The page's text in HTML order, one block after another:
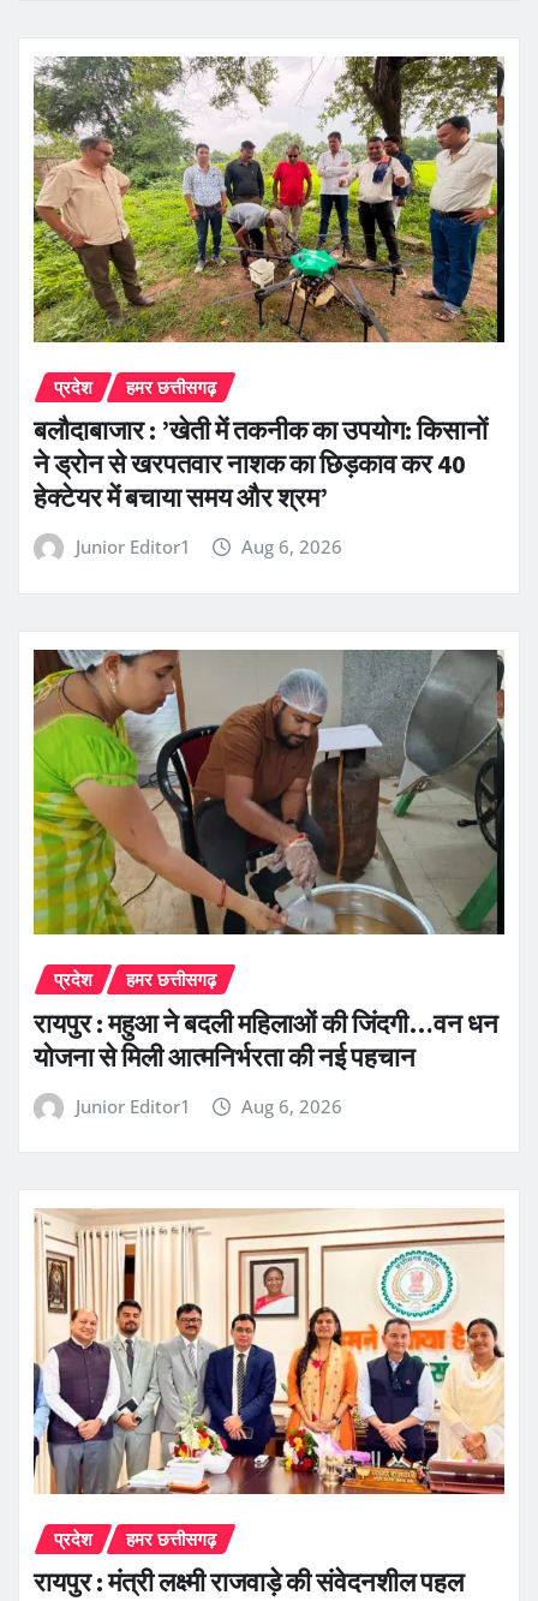
प्रदेश हमर छत्तीसगढ़
बलौदाबाजार : ’खेती में तकनीक का उपयोग: किसानों
ने ड्रोन से खरपतवार नाशक का छिड़काव कर 40
हेक्टेयर में बचाया समय और श्रम’
Junior Editor1 Aug 6, 2026
प्रदेश हमर छत्तीसगढ़
रायपुर : महुआ ने बदली महिलाओं की जिंदगी…वन धन
योजना से मिली आत्मनिर्भरता की नई पहचान
Junior Editor1 Aug 6, 2026
प्रदेश हमर छत्तीसगढ़
रायपुर : मंत्री लक्ष्मी राजवाड़े की संवेदनशील पहल